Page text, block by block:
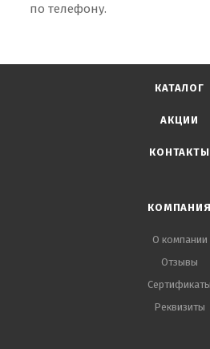
по телефону.
КАТАЛОГ
АКЦИИ
КОНТАКТЫ
КОМПАНИЯ
О компании
Отзывы
Сертификаты
Реквизиты